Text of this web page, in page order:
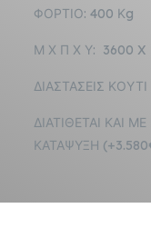
ΦΟΡΤΙΟ: 400 Κg
Μ Χ Π Χ Υ: 3600 X
ΔΙΑΣΤΑΣΕΙΣ
ΔΙΑΤΙΘΕΤΑΙ ΚΑΙ
ΚΑΤΑΨΥΞΗ